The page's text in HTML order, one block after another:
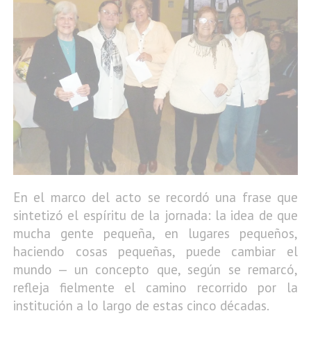
En el marco del acto se recordó una frase que
sintetizó el espíritu de la jornada: la idea de que
mucha gente pequeña, en lugares pequeños,
haciendo cosas pequeñas, puede cambiar el
mundo — un concepto que, según se remarcó,
refleja fielmente el camino recorrido por la
institución a lo largo de estas cinco décadas.